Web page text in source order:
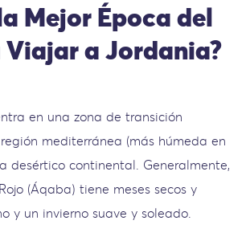
Mejor Época del
Viajar a Jordania?
en una zona de transición
mediterránea (más húmeda en
desértico continental. Generalmente,
(Áqaba) tiene meses secos y
y un invierno suave y soleado.